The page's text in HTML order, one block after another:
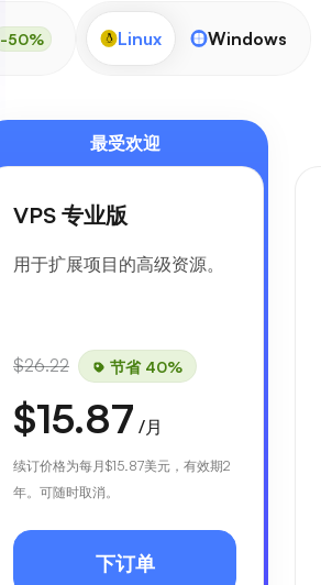
-50% Linux Windows
最受欢迎
VPS 专业版
用于扩展项目的高级资源。
$26.22 节省 40%
$15.87 /月
续订价格为每月$15.87美元，有效期2
年。可随时取消。
下订单